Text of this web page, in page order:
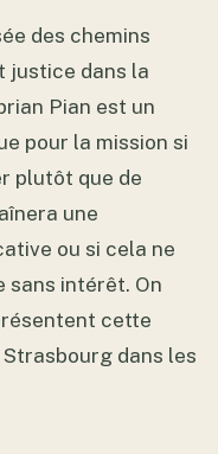
des chemins
justice dans la
Pian est un
pour la mission si
plutôt que de
une
ou si cela ne
sans intérêt. On
cette
dans les